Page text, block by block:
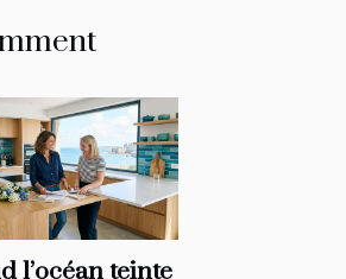
l’océan teinte